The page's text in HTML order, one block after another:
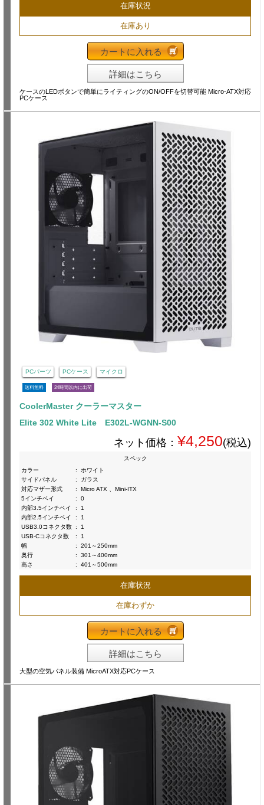
在庫状況
在庫あり
カートに入れる
詳細はこちら
ケースのLEDボタンで簡単にライティングのON/OFFを切替可能 Micro-ATX対応
PCケース
PCパーツ PCケース マイクロ
送料無料 24時間以内に出荷
CoolerMaster クーラーマスター
Elite 302 White Lite E302L-WGNN-S00
ネット価格： ¥4,250(税込)
スペック
カラー
:
ホワイト
サイドパネル
:
ガラス
対応マザー形式
:
Micro ATX 、Mini-ITX
5インチベイ
:
0
内部3.5インチベイ
:
1
内部2.5インチベイ
:
1
USB3.0コネクタ数 :
1
USB-Cコネクタ数
:
1
幅
:
201～250mm
奥行
:
301～400mm
高さ
: 401～500mm
在庫状況
在庫わずか
カートに入れる
詳細はこちら
大型の空気パネル装備 MicroATX対応PCケース